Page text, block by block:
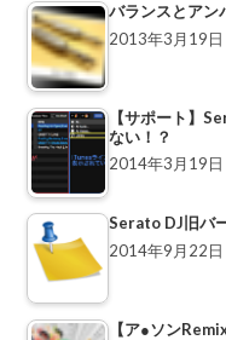
バランスとアン
2013年3月19日
【サポート】
ない！？
2014年3月19日
Serato DJ旧バ
2014年9月22日
【ア●ソン